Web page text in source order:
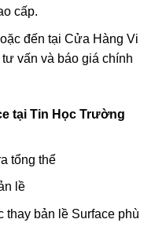
cấp.
đến tại Cửa Hàng Vi
vấn và báo giá chính
tại Tin Học Trường
tổng thể
lề
bản lề Surface phù